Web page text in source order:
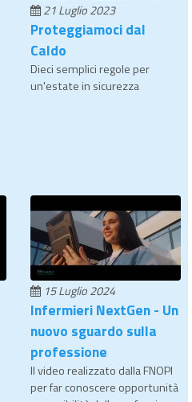
21 Luglio 2023
Proteggiamoci dal
Caldo
Dieci semplici regole per
un'estate in sicurezza
15 Luglio 2024
Infermieri NextGen - Un
nuovo sguardo sulla
professione
Il video realizzato dalla FNOPI
per far conoscere opportunità